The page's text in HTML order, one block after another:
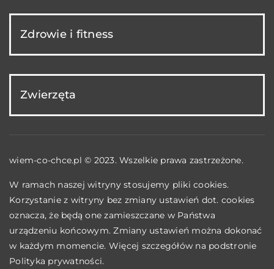
Zdrowie i fitness
Zwierzęta
wiem-co-chce.pl © 2023. Wszelkie prawa zastrzeżone.
W ramach naszej witryny stosujemy pliki cookies.
Korzystanie z witryny bez zmiany ustawień dot. cookies
oznacza, że będą one zamieszczane w Państwa
urządzeniu końcowym. Zmiany ustawień można dokonać
w każdym momencie. Więcej szczegółów na podstronie
Polityka prywatności.